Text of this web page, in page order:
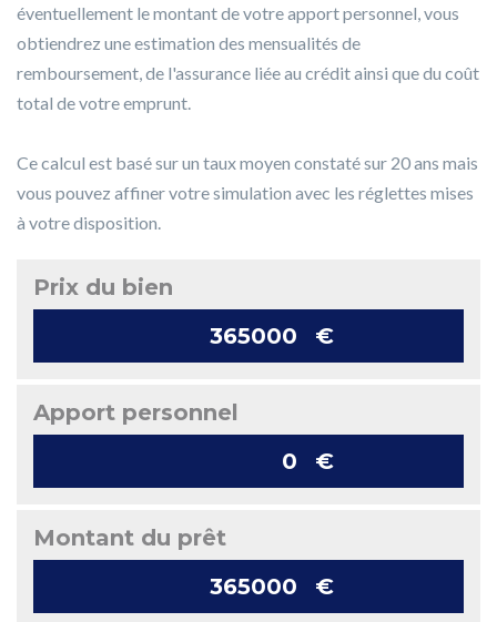
éventuellement le montant de votre apport personnel, vous
obtiendrez une estimation des mensualités de
remboursement, de l'assurance liée au crédit ainsi que du coût
total de votre emprunt.
Ce calcul est basé sur un taux moyen constaté sur 20 ans mais
vous pouvez affiner votre simulation avec les réglettes mises
à votre disposition.
Prix du bien
€
Apport personnel
€
Montant du prêt
€